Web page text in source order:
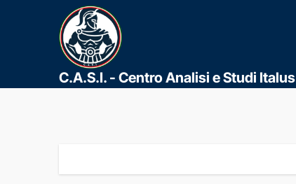
C.A.S.I. - Centro Analisi e Studi Italus